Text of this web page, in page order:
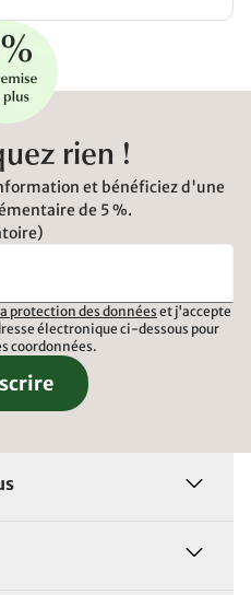
rien !
et bénéficiez d'une
de 5 %.
protection des données et j'accepte
électronique ci-dessous pour
coordonnées.